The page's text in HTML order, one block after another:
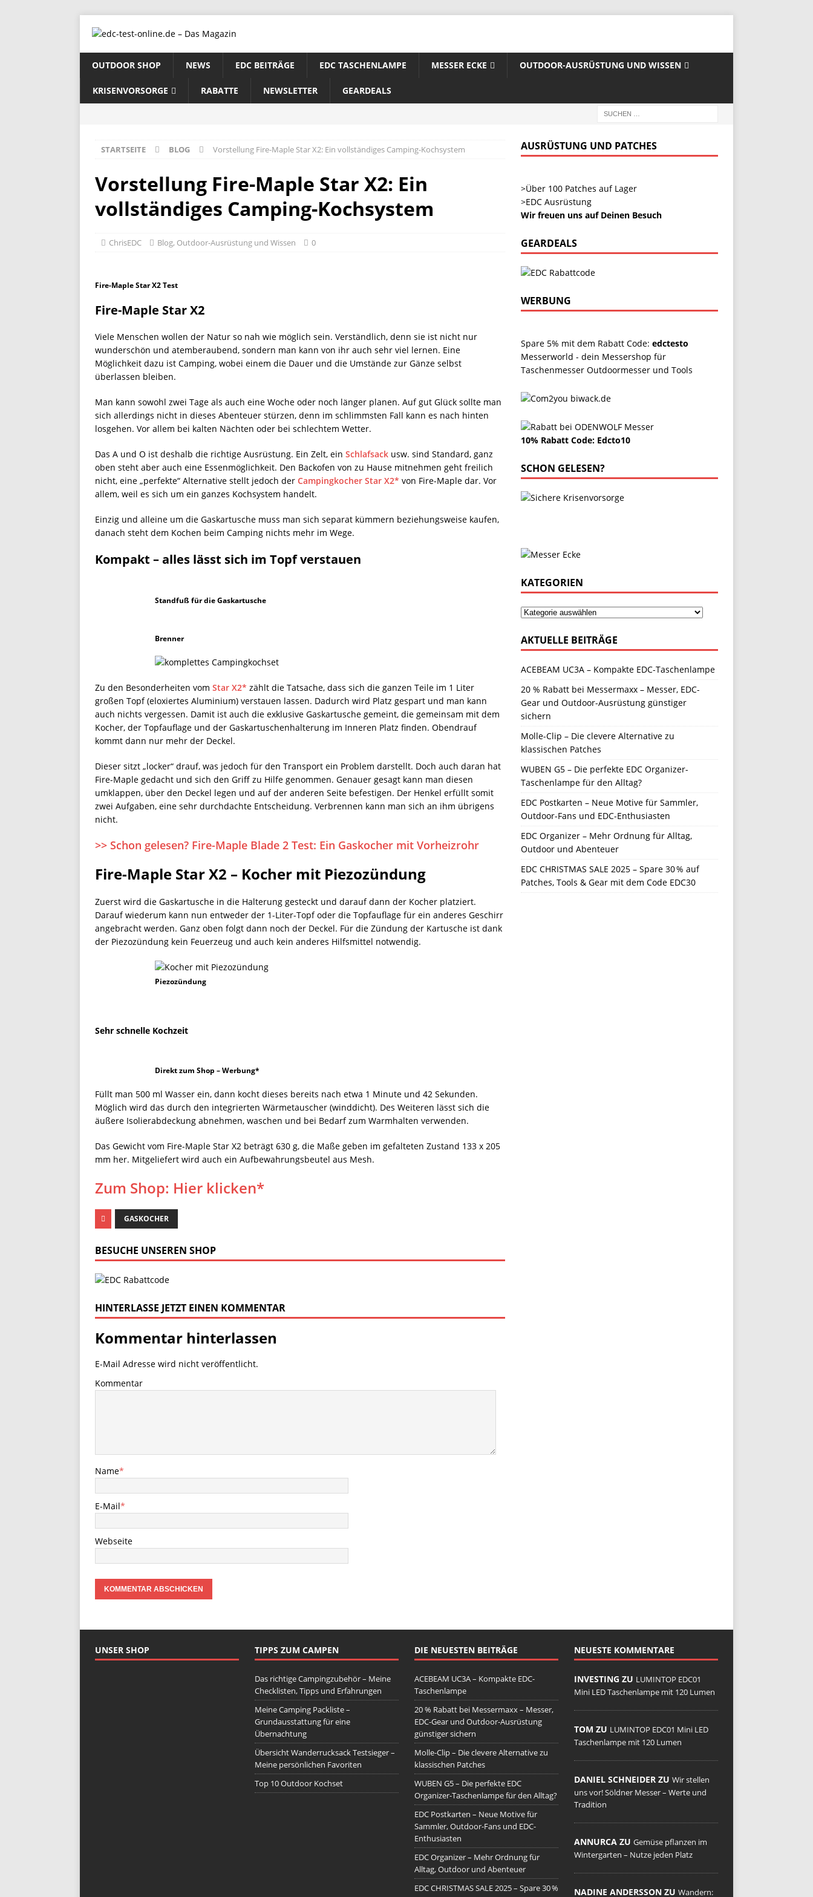
OUTDOOR SHOP NEWS EDC BEITRÄGE EDC TASCHENLAMPE MESSER ECKE OUTDOOR-AUSRÜSTUNG UND WISSEN
KRISENVORSORGE RABATTE NEWSLETTER GEARDEALS
STARTSEITE BLOG Vorstellung Fire-Maple Star X2: Ein vollständiges Camping-Kochsystem
Vorstellung Fire-Maple Star X2: Ein
vollständiges Camping-Kochsystem
ChrisEDC Blog, Outdoor-Ausrüstung und Wissen 0
Fire-Maple Star X2 Test
Fire-Maple Star X2
Viele Menschen wollen der Natur so nah wie möglich sein. Verständlich, denn sie ist nicht nur
wunderschön und atemberaubend, sondern man kann von ihr auch sehr viel lernen. Eine
Möglichkeit dazu ist Camping, wobei einem die Dauer und die Umstände zur Gänze selbst
überlassen bleiben.
Man kann sowohl zwei Tage als auch eine Woche oder noch länger planen. Auf gut Glück sollte man
sich allerdings nicht in dieses Abenteuer stürzen, denn im schlimmsten Fall kann es nach hinten
losgehen. Vor allem bei kalten Nächten oder bei schlechtem Wetter.
Das A und O ist deshalb die richtige Ausrüstung. Ein Zelt, ein Schlafsack usw. sind Standard, ganz
oben steht aber auch eine Essenmöglichkeit. Den Backofen von zu Hause mitnehmen geht freilich
nicht, eine „perfekte“ Alternative stellt jedoch der Campingkocher Star X2* von Fire-Maple dar. Vor
allem, weil es sich um ein ganzes Kochsystem handelt.
Einzig und alleine um die Gaskartusche muss man sich separat kümmern beziehungsweise kaufen,
danach steht dem Kochen beim Camping nichts mehr im Wege.
Kompakt – alles lässt sich im Topf verstauen
Standfuß für die Gaskartusche
Brenner
Zu den Besonderheiten vom Star X2* zählt die Tatsache, dass sich die ganzen Teile im 1 Liter
großen Topf (eloxiertes Aluminium) verstauen lassen. Dadurch wird Platz gespart und man kann
auch nichts vergessen. Damit ist auch die exklusive Gaskartusche gemeint, die gemeinsam mit dem
Kocher, der Topfauflage und der Gaskartuschenhalterung im Inneren Platz finden. Obendrauf
kommt dann nur mehr der Deckel.
Dieser sitzt „locker“ drauf, was jedoch für den Transport ein Problem darstellt. Doch auch daran hat
Fire-Maple gedacht und sich den Griff zu Hilfe genommen. Genauer gesagt kann man diesen
umklappen, über den Deckel legen und auf der anderen Seite befestigen. Der Henkel erfüllt somit
zwei Aufgaben, eine sehr durchdachte Entscheidung. Verbrennen kann man sich an ihm übrigens
nicht.
>> Schon gelesen? Fire-Maple Blade 2 Test: Ein Gaskocher mit Vorheizrohr
Fire-Maple Star X2 – Kocher mit Piezozündung
Zuerst wird die Gaskartusche in die Halterung gesteckt und darauf dann der Kocher platziert.
Darauf wiederum kann nun entweder der 1-Liter-Topf oder die Topfauflage für ein anderes Geschirr
angebracht werden. Ganz oben folgt dann noch der Deckel. Für die Zündung der Kartusche ist dank
der Piezozündung kein Feuerzeug und auch kein anderes Hilfsmittel notwendig.
Piezozündung
Sehr schnelle Kochzeit
Direkt zum Shop – Werbung*
Füllt man 500 ml Wasser ein, dann kocht dieses bereits nach etwa 1 Minute und 42 Sekunden.
Möglich wird das durch den integrierten Wärmetauscher (winddicht). Des Weiteren lässt sich die
äußere Isolierabdeckung abnehmen, waschen und bei Bedarf zum Warmhalten verwenden.
Das Gewicht vom Fire-Maple Star X2 beträgt 630 g, die Maße geben im gefalteten Zustand 133 x 205
mm her. Mitgeliefert wird auch ein Aufbewahrungsbeutel aus Mesh.
Zum Shop: Hier klicken*
GASKOCHER
BESUCHE UNSEREN SHOP
HINTERLASSE JETZT EINEN KOMMENTAR
Kommentar hinterlassen
E-Mail Adresse wird nicht veröffentlicht.
Kommentar
Name*
E-Mail*
Webseite
AUSRÜSTUNG UND PATCHES
>Über 100 Patches auf Lager
>EDC Ausrüstung
Wir freuen uns auf Deinen Besuch
GEARDEALS
WERBUNG
Spare 5% mit dem Rabatt Code: edctesto
Messerworld - dein Messershop für
Taschenmesser Outdoormesser und Tools
10% Rabatt Code: Edcto10
SCHON GELESEN?
KATEGORIEN
AKTUELLE BEITRÄGE
ACEBEAM UC3A – Kompakte EDC-Taschenlampe
20 % Rabatt bei Messermaxx – Messer, EDC-
Gear und Outdoor-Ausrüstung günstiger
sichern
Molle-Clip – Die clevere Alternative zu
klassischen Patches
WUBEN G5 – Die perfekte EDC Organizer-
Taschenlampe für den Alltag?
EDC Postkarten – Neue Motive für Sammler,
Outdoor-Fans und EDC-Enthusiasten
EDC Organizer – Mehr Ordnung für Alltag,
Outdoor und Abenteuer
EDC CHRISTMAS SALE 2025 – Spare 30 % auf
Patches, Tools & Gear mit dem Code EDC30
UNSER SHOP TIPPS ZUM CAMPEN
Das richtige Campingzubehör – Meine
Checklisten, Tipps und Erfahrungen
Meine Camping Packliste –
Grundausstattung für eine
Übernachtung
Übersicht Wanderrucksack Testsieger –
Meine persönlichen Favoriten
Top 10 Outdoor Kochset
DIE NEUESTEN BEITRÄGE
ACEBEAM UC3A – Kompakte EDC-
Taschenlampe
20 % Rabatt bei Messermaxx – Messer,
EDC-Gear und Outdoor-Ausrüstung
günstiger sichern
Molle-Clip – Die clevere Alternative zu
klassischen Patches
WUBEN G5 – Die perfekte EDC
Organizer-Taschenlampe für den Alltag?
EDC Postkarten – Neue Motive für
Sammler, Outdoor-Fans und EDC-
Enthusiasten
EDC Organizer – Mehr Ordnung für
Alltag, Outdoor und Abenteuer
EDC CHRISTMAS SALE 2025 – Spare 30 %
NEUESTE KOMMENTARE
INVESTING ZU LUMINTOP EDC01
Mini LED Taschenlampe mit 120 Lumen
TOM ZU LUMINTOP EDC01 Mini LED
Taschenlampe mit 120 Lumen
DANIEL SCHNEIDER ZU Wir stellen
uns vor! Söldner Messer – Werte und
Tradition
ANNURCA ZU Gemüse pflanzen im
Wintergarten – Nutze jeden Platz
NADINE ANDERSSON ZU Wandern: